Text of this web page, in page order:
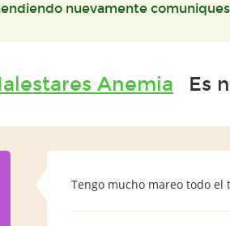
nuevamente
Anemia Es
Tengo mucho mareo todo